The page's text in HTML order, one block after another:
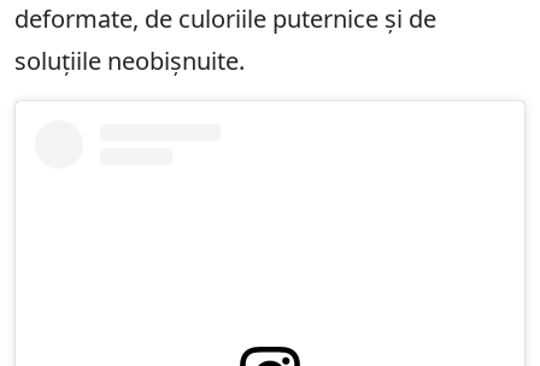
deformate, de culoriile puternice și de
soluțiile neobișnuite.